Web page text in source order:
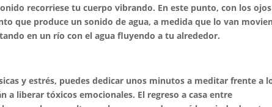
recorriese tu cuerpo vibrando. En este punto, con los ojos
que produce un sonido de agua, a medida que lo van
en un río con el agua fluyendo a tu alrededor.
y estrés, puedes dedicar unos minutos a meditar frente a
a liberar tóxicos emocionales. El regreso a casa entre